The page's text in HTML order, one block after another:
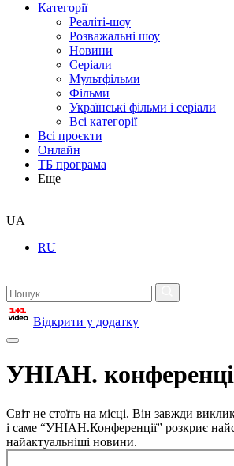
Категорії
Реаліті-шоу
Розважальні шоу
Новини
Серіали
Мультфільми
Фільми
Українські фільми і серіали
Всі категорії
Всі проєкти
Онлайн
ТБ програма
Еще
UA
RU
Відкрити у додатку
УНІАН.
Світ не стоїть на місці. Він завжди
і саме “УНІАН.Конференції” розкриє
найактуальніші новини.